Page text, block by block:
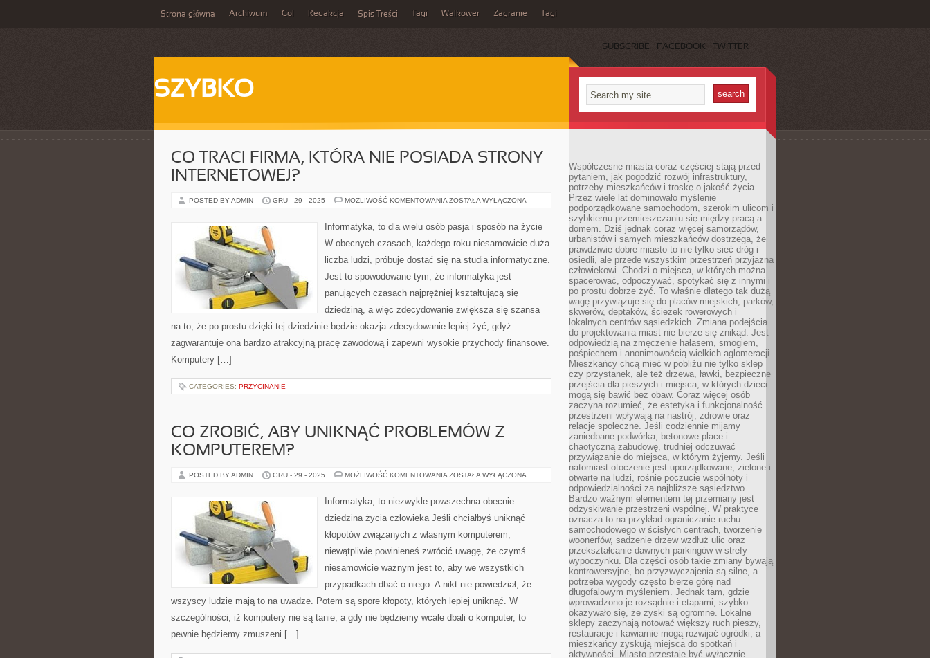
Strona główna Archiwum Gol Redakcja Spis Treści Tagi Walkower Zagranie Tagi
SUBSCRIBE FACEBOOK TWITTER
SZYBKO
CO TRACI FIRMA, KTÓRA NIE POSIADA STRONY
INTERNETOWEJ?
POSTED BY ADMIN GRU - 29 - 2025 MOŻLIWOŚĆ KOMENTOWANIA CO
KTÓRA
NIE
STRONY
ZOSTAŁA WYŁĄCZONA
Informatyka, to dla wielu osób pasja i sposób na życie
W obecnych czasach, każdego roku niesamowicie duża
liczba ludzi, próbuje dostać się na studia informatyczne.
Jest to spowodowane tym, że informatyka jest
panujących czasach najprężniej kształtującą się
dziedziną, a więc zdecydowanie zwiększa się szansa
na to, że po prostu dzięki tej dziedzinie będzie okazja zdecydowanie lepiej żyć, gdyż
zagwarantuje ona bardzo atrakcyjną pracę zawodową i zapewni wysokie przychody finansowe.
Komputery […]
CATEGORIES: PRZYCINANIE
CO ZROBIĆ, ABY UNIKNĄĆ PROBLEMÓW Z
KOMPUTEREM?
POSTED BY ADMIN GRU - 29 - 2025 MOŻLIWOŚĆ KOMENTOWANIA CO
UNIKNĄĆ
PROBLEMÓW
KOMPUTEREM?
ZOSTAŁA WYŁĄCZONA
Informatyka, to niezwykle powszechna obecnie
dziedzina życia człowieka Jeśli chciałbyś uniknąć
kłopotów związanych z własnym komputerem,
niewątpliwie powinieneś zwrócić uwagę, że czymś
niesamowicie ważnym jest to, aby we wszystkich
przypadkach dbać o niego. A nikt nie powiedział, że
wszyscy ludzie mają to na uwadze. Potem są spore kłopoty, których lepiej uniknąć. W
szczególności, iż komputery nie są tanie, a gdy nie będziemy wcale dbali o komputer, to
pewnie będziemy zmuszeni […]
Współczesne miasta coraz częściej stają przed
pytaniem, jak pogodzić rozwój infrastruktury,
potrzeby mieszkańców i troskę o jakość życia.
Przez wiele lat dominowało myślenie
podporządkowane samochodom, szerokim ulicom i
szybkiemu przemieszczaniu się między pracą a
domem. Dziś jednak coraz więcej samorządów,
urbanistów i samych mieszkańców dostrzega, że
prawdziwie dobre miasto to nie tylko sieć dróg i
osiedli, ale przede wszystkim przestrzeń przyjazna
człowiekowi. Chodzi o miejsca, w których można
spacerować, odpoczywać, spotykać się z innymi i
po prostu dobrze żyć. To właśnie dlatego tak dużą
wagę przywiązuje się do placów miejskich, parków,
skwerów, deptaków, ścieżek rowerowych i
lokalnych centrów sąsiedzkich. Zmiana podejścia
do projektowania miast nie bierze się znikąd. Jest
odpowiedzią na zmęczenie hałasem, smogiem,
pośpiechem i anonimowością wielkich aglomeracji.
Mieszkańcy chcą mieć w pobliżu nie tylko sklep
czy przystanek, ale też drzewa, ławki, bezpieczne
przejścia dla pieszych i miejsca, w których dzieci
mogą się bawić bez obaw. Coraz więcej osób
zaczyna rozumieć, że estetyka i funkcjonalność
przestrzeni wpływają na nastrój, zdrowie oraz
relacje społeczne. Jeśli codziennie mijamy
zaniedbane podwórka, betonowe place i
chaotyczną zabudowę, trudniej odczuwać
przywiązanie do miejsca, w którym żyjemy. Jeśli
natomiast otoczenie jest uporządkowane, zielone i
otwarte na ludzi, rośnie poczucie wspólnoty i
odpowiedzialności za najbliższe sąsiedztwo.
Bardzo ważnym elementem tej przemiany jest
odzyskiwanie przestrzeni wspólnej. W praktyce
oznacza to na przykład ograniczanie ruchu
samochodowego w ścisłych centrach, tworzenie
woonerfów, sadzenie drzew wzdłuż ulic oraz
przekształcanie dawnych parkingów w strefy
wypoczynku. Dla części osób takie zmiany bywają
kontrowersyjne, bo przyzwyczajenia są silne, a
potrzeba wygody często bierze górę nad
długofalowym myśleniem. Jednak tam, gdzie
wprowadzono je rozsądnie i etapami, szybko
okazywało się, że zyski są ogromne. Lokalne
sklepy zaczynają notować większy ruch pieszy,
restauracje i kawiarnie mogą rozwijać ogródki, a
mieszkańcy zyskują miejsca do spotkań i
aktywności. Miasto przestaje być wyłącznie